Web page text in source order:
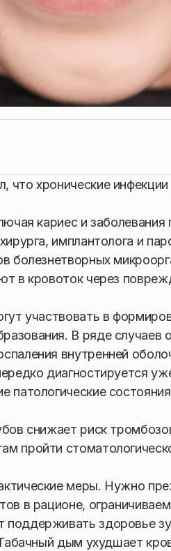
хронические
кариес и
имплантолога и
болезнетворных
в кровоток через
участвовать в
В ряде случаев
внутренней
диагностируется
патологические
снижает риск
пройти
меры. Нужно
в рационе,
здоровье
дым ухудшает